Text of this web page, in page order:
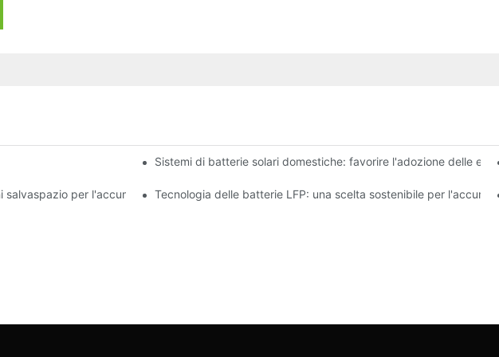
tendenze e innovazioniSistemi di batterie solari domestiche: favorire l'adozione delle
salvaspazio per l'accumulo di energiaTecnologia delle batterie LFP: una scelta sostenibile per